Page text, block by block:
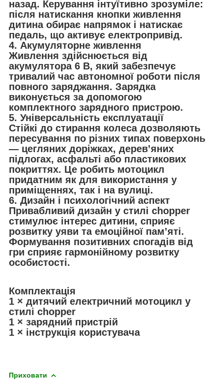
назад. Керування інтуїтивно зрозуміле:
після натискання кнопки живлення
дитина обирає напрямок і натискає
педаль, що активує електропривід.
4. Акумуляторне живлення
Живлення здійснюється від
акумулятора 6 В, який забезпечує
тривалий час автономної роботи після
повного заряджання. Зарядка
виконується за допомогою
комплектного зарядного пристрою.
5. Універсальність експлуатації
Стійкі до стирання колеса дозволяють
пересування по різних типах поверхонь
— цегляних доріжках, дерев’яних
підлогах, асфальті або пластикових
покриттях. Це робить мотоцикл
придатним як для використання у
приміщеннях, так і на вулиці.
6. Дизайн і психологічний аспект
Привабливий дизайн у стилі chopper
стимулює інтерес дитини, сприяє
розвитку уяви та емоційної пам’яті.
Формування позитивних спогадів від
гри сприяє гармонійному розвитку
особистості.
Комплектація
1 × дитячий електричний мотоцикл у
стилі chopper
1 × зарядний пристрій
1 × інструкція користувача
Приховати